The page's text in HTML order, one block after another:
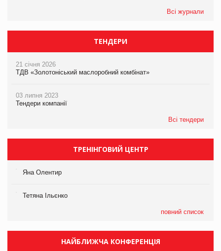
Всі журнали
ТЕНДЕРИ
21 січня 2026
ТДВ «Золотоніський маслоробний комбінат»
03 липня 2023
Тендери компанії
Всі тендери
ТРЕНІНГОВИЙ ЦЕНТР
Яна Олентир
Тетяна Ільєнко
повний список
НАЙБЛИЖЧА КОНФЕРЕНЦІЯ